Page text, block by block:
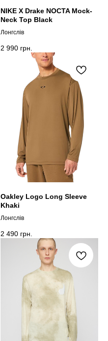
NIKE X Drake NOCTA Mock-
Neck Top Black
Лонгслів
2 990 грн.
Oakley Logo Long Sleeve
Khaki
Лонгслів
2 490 грн.